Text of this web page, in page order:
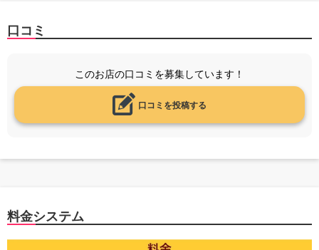
口コミ
このお店の口コミを募集しています！
口コミを投稿する
料金システム